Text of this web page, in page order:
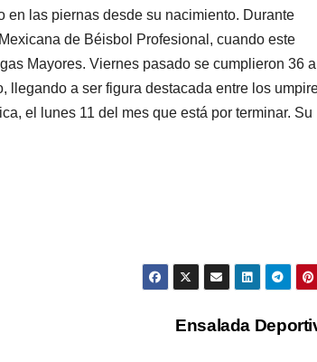
en las piernas desde su nacimiento. Durante
de Béisbol Profesional, cuando este
Mayores. Viernes pasado se cumplieron 36
llegando a ser figura destacada entre los
el lunes 11 del mes que está por terminar. Su
Ensalada